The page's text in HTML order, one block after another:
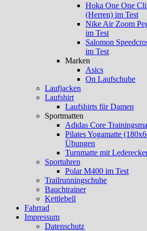
Hoka One One
(Herren) im Test
Nike Air Zoom
im Test
Salomon
im Test
Marken
Asics
On Laufschuhe
Laufjacken
Laufshirt
Laufshirts für Damen
Sportmatten
Adidas Core
Pilates Yogamatte
Übungen
Turnmatte mit
Sportuhren
Polar M400 im Test
Trailrunningschuhe
Bauchtrainer
Kettlebell
Fahrrad
Impressum
Datenschutz